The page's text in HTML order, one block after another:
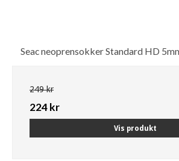
Seac neoprensokker Standard HD
249 kr
224 kr
Vis produkt